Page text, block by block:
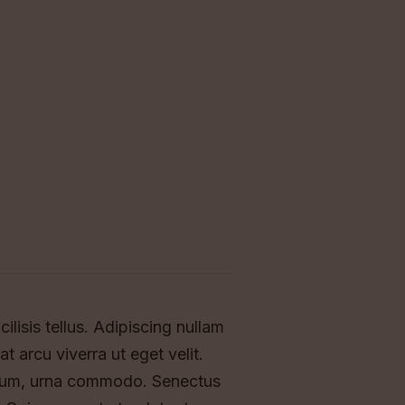
tellus. Adipiscing nullam
arcu viverra ut eget velit.
urna commodo. Senectus